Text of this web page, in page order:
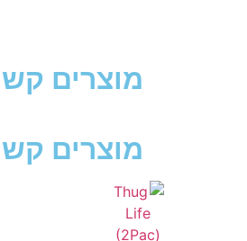
מוצרים
מוצרים